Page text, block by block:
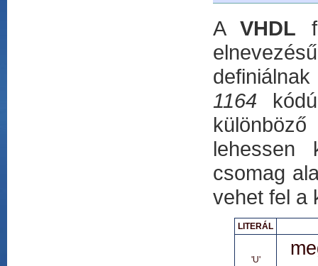
AVHDL
1164
csomag
vehet fel a
LITERÁL
'U'